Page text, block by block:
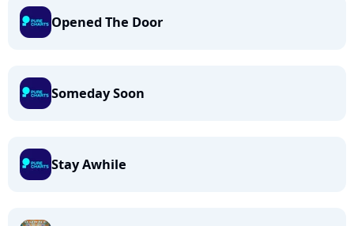
Opened The Door
Someday Soon
Stay Awhile